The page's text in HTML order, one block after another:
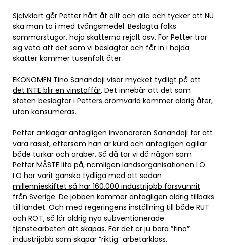
Självklart går Petter hårt åt allt och alla och tycker att NU
ska man ta i med tvångsmedel. Beslagta folks
sommarstugor, höja skatterna rejält osv. För Petter tror
sig veta att det som vi beslagtar och får in i höjda
skatter kommer tusenfalt åter.
EKONOMEN Tino Sanandaji visar mycket tydligt på att
det INTE blir en vinstaffär. Det innebär att det som
staten beslagtar i Petters drömvärld kommer aldrig åter,
utan konsumeras.
Petter anklagar antagligen invandraren Sanandaji för att
vara rasist, eftersom han är kurd och antagligen ogillar
både turkar och araber. Så då tar vi då någon som
Petter MÅSTE lita på, nämligen landsorganisationen LO.
LO har varit ganska tydliga med att sedan
millennieskiftet så har 160.000 industrijobb försvunnit
från Sverige. De jobben kommer antagligen aldrig tillbaks
till landet. Och med regeringens inställning till både RUT
och ROT, så lär aldrig nya subventionerade
tjänstearbeten att skapas. För det är ju bara ”fina”
industrijobb som skapar ”riktig” arbetarklass.